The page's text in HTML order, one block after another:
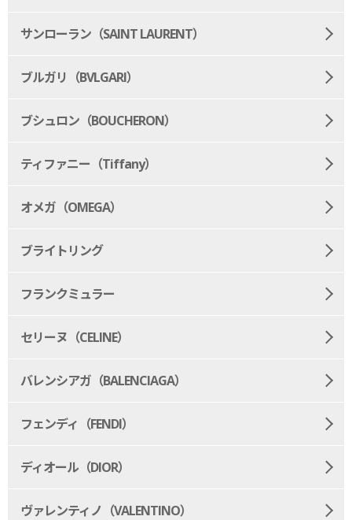
サンローラン（SAINT LAURENT）
ブルガリ（BVLGARI）
ブシュロン（BOUCHERON）
ティファニー（Tiffany）
オメガ（OMEGA）
ブライトリング
フランクミュラー
セリーヌ（CELINE）
バレンシアガ（BALENCIAGA）
フェンディ（FENDI）
ディオール（DIOR）
ヴァレンティノ（VALENTINO）